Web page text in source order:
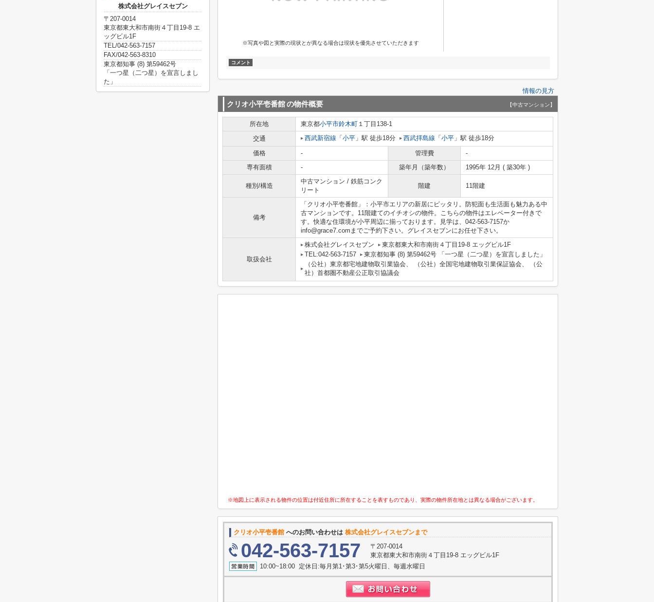
※写真や図と実際の現状とが異なる場合は現状を優先させていただきます
コメント
情報の見方
クリオ小平壱番館の物件概要 【中古マンション】
所在地 東京都小平市鈴木町 １丁目138-1
交通
西武新宿線 「 小平 」駅 徒歩18分 西武拝島線 「 小平 」駅 徒歩18分
価格 - 管理費
-
専有面積
- 築年月（築年数） 1995年 12月 ( 築30年 )
種別/構造
中古マンション / 鉄筋コンク
リート
階建 11階建
備考
「クリオ小平壱番館」：小平市エリアの新居にピッタリ。防犯面も生活面も魅力ある中
古マンションです。11階建てのイチオシの物件。こちらの物件はエレベーター付きで
す。快適な住環境が小平周辺に揃っております。見学は、042-563-7157か
info@grace7.comまでご予約下さい。グレイスセブンにお任せ下さい。
取扱会社
株式会社グレイスセブン
東京都東大和市南街４丁目19-8 エッグビル1F
TEL:042-563-7157
東京都知事 (8) 第59462号 「一つ星（二つ星）を宣言しました」
（公社）東京都宅地建物取引業協会、 （公社）全国宅地建物取引業保証協会、 （公
社）首都圏不動産公正取引協議会
※地図上に表示される物件の位置は付近住所に所在することを表すものであり、実際の物件所在地とは異なる場合がございます。
クリオ小平壱番館 へのお問い合わせは 株式会社グレイスセブンまで
042-563-7157
〒207-0014
東京都東大和市南街４丁目19-8 エッグビル1F
10:00~18:00 定休日:毎月第1･第3･第5火曜日、毎週水曜日
株式会社グレイスセブン
〒207-0014
東京都東大和市南街４丁目19-8 エ
ッグビル1F
TEL/042-563-7157
FAX/042-563-8310
東京都知事 (8) 第59462号
「一つ星（二つ星）を宣言しまし
た」